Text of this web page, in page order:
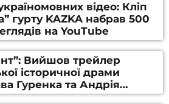
відео: Кліп
гурту KAZKA набрав 500
на YouTube
Вийшов трейлер
історичної драми
Гуренка та Андрія
(ВІДЕО)